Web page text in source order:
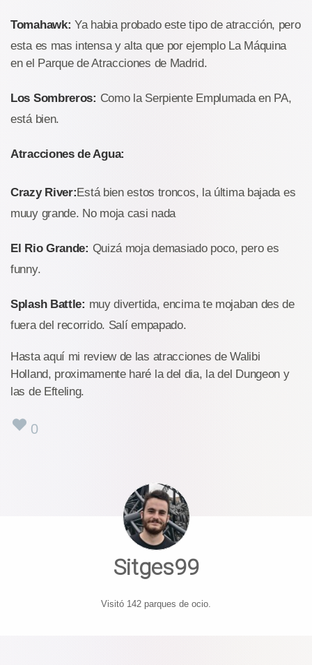
Tomahawk: Ya habia probado este tipo de atracción, pero
esta es mas intensa y alta que por ejemplo La Máquina
en el Parque de Atracciones de Madrid.
Los Sombreros: Como la Serpiente Emplumada en PA,
está bien.
Atracciones de Agua:
Crazy River:Está bien estos troncos, la última bajada es
muuy grande. No moja casi nada
El Rio Grande: Quizá moja demasiado poco, pero es
funny.
Splash Battle: muy divertida, encima te mojaban des de
fuera del recorrido. Salí empapado.
Hasta aquí mi review de las atracciones de Walibi
Holland, proximamente haré la del dia, la del Dungeon y
las de Efteling.
0
Sitges99
Visitó 142 parques de ocio.